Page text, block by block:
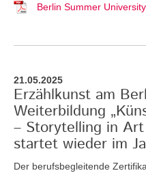
Berlin Summer
21.05.2025
Erzählkunst am
Weiterbildung
– Storytelling in
startet wieder im
Der berufsbegleitende